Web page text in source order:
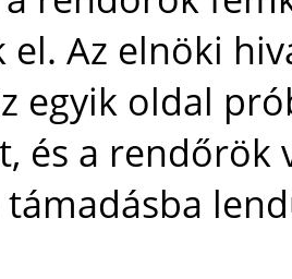
el. Az elnöki
egyik oldal
és a rendőrök